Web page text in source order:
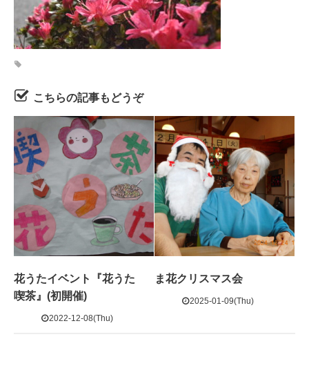
こちらの記事もどうぞ
花うたイベント『花うた
喫茶』(初開催)
2022-12-08(Thu)
ま花クリスマス会
2025-01-09(Thu)